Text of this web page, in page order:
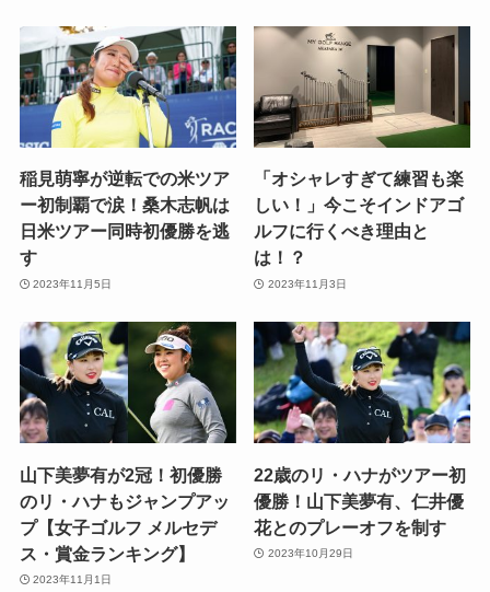
稲見萌寧が逆転での米ツア
ー初制覇で涙！桑木志帆は
日米ツアー同時初優勝を逃
す
2023年11月5日
「オシャレすぎて練習も楽
しい！」今こそインドアゴ
ルフに行くべき理由と
は！？
2023年11月3日
山下美夢有が2冠！初優勝
のリ・ハナもジャンプアッ
プ【女子ゴルフ メルセデ
ス・賞金ランキング】
2023年11月1日
22歳のリ・ハナがツアー初
優勝！山下美夢有、仁井優
花とのプレーオフを制す
2023年10月29日